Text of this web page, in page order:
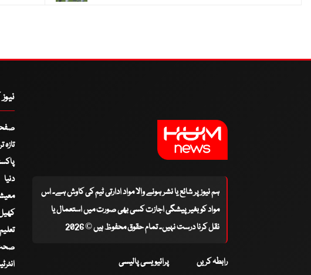
ہم نیوز پر شائع یا نشر ہونے والا مواد ادارتی ٹیم کی کاوش ہے۔ اس
مواد کو بغیر پیشگی اجازت کسی بھی صورت میں استعمال یا
نقل کرنا درست نہیں۔ تمام حقوق محفوظ ہیں © 2026
رابطہ کریں پرائیویسی پالیسی
تازہ
دنیا
تعلیم